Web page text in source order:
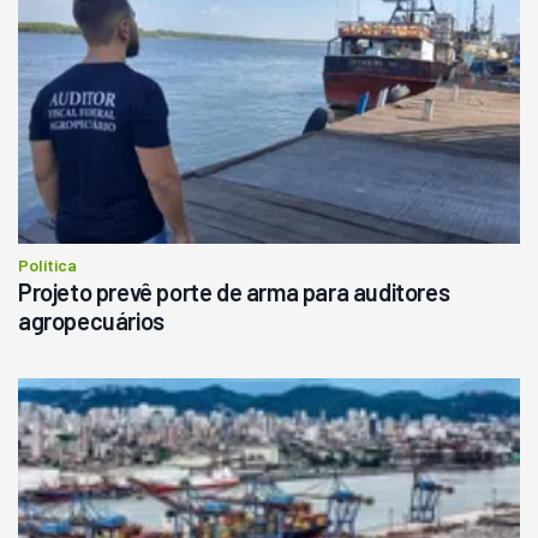
Política
Projeto prevê porte de arma para auditores
agropecuários